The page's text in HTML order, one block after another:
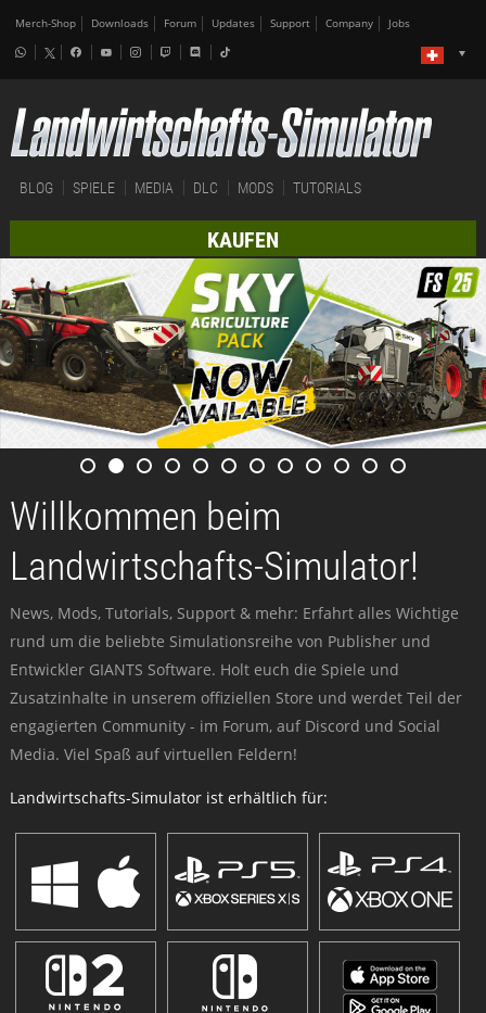
Merch-Shop Downloads Forum Updates Support Company Jobs
BLOG SPIELE MEDIA DLC MODS TUTORIALS
KAUFEN
Willkommen beim
Landwirtschafts-Simulator!
News, Mods, Tutorials, Support & mehr: Erfahrt alles Wichtige
rund um die beliebte Simulationsreihe von Publisher und
Entwickler GIANTS Software. Holt euch die Spiele und
Zusatzinhalte in unserem offiziellen Store und werdet Teil der
engagierten Community - im Forum, auf Discord und Social
Media. Viel Spaß auf virtuellen Feldern!
Landwirtschafts-Simulator ist erhältlich für: